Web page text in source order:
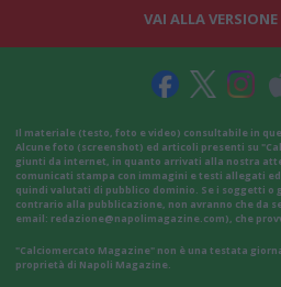
VAI ALLA
Il materiale (testo, foto e video) consultabile in
Alcune foto (screenshot) ed articoli presenti su
giunti da internet, in quanto arrivati alla nostra
comunicati stampa con immagini e testi allegati
quindi valutati di pubblico dominio. Se i soggetti o
contrario alla pubblicazione, non avranno che da
email: redazione@napolimagazine.com), che
"Calciomercato Magazine" non è una testata
proprietà di Napoli Magazine.